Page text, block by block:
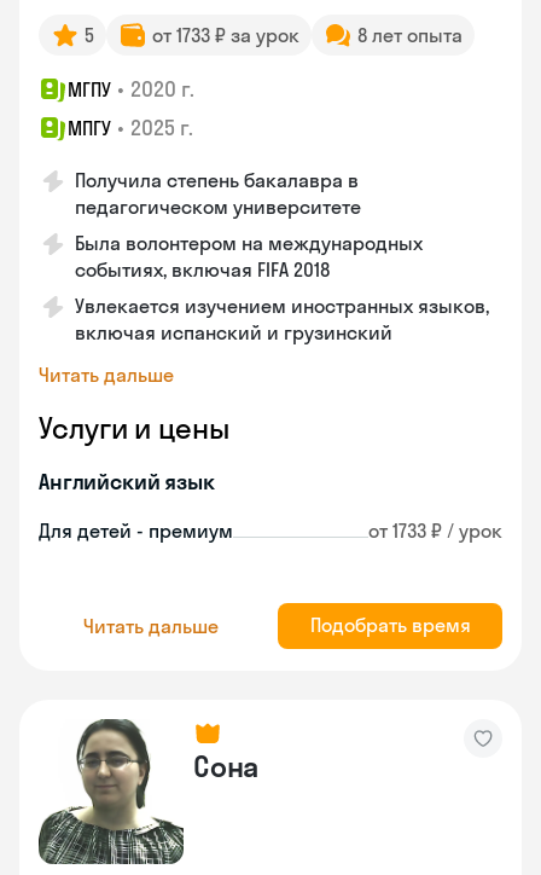
5 от 1733 ₽ за урок 8 лет опыта
МГПУ • 2020 г.
МПГУ • 2025 г.
Получила степень бакалавра в
педагогическом университете
Была волонтером на международных
событиях, включая FIFA 2018
Увлекается изучением иностранных языков,
включая испанский и грузинский
Читать дальше
Услуги и цены
Английский язык
Для детей - премиум от 1733 ₽ / урок
Читать дальше Подобрать время
Сона